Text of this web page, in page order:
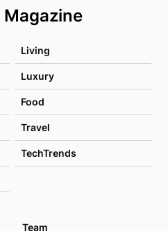
Magazine
Living
Luxury
Food
Travel
TechTrends
Team